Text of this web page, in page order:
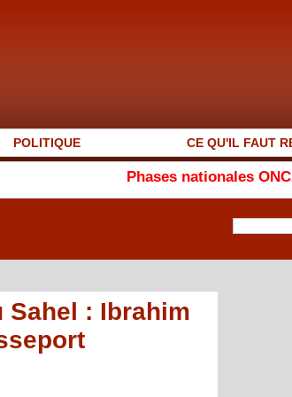
POLITIQUE CE QU'IL FAUT
Phases nationales ONCAV 2026 :
Sahel : Ibrahim